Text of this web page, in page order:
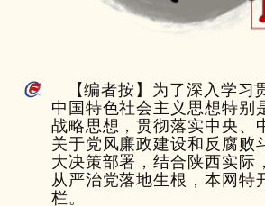
【编者按】为了深入学习
中国特色社会主义思想特别
战略思想，贯彻落实中央、
关于党风廉政建设和反腐败
大决策部署，结合陕西实际
从严治党落地生根，本网特
栏。